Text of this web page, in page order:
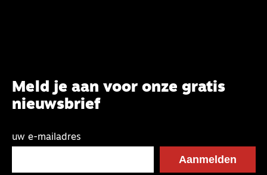
Meld je aan voor onze gratis
nieuwsbrief
uw e-mailadres